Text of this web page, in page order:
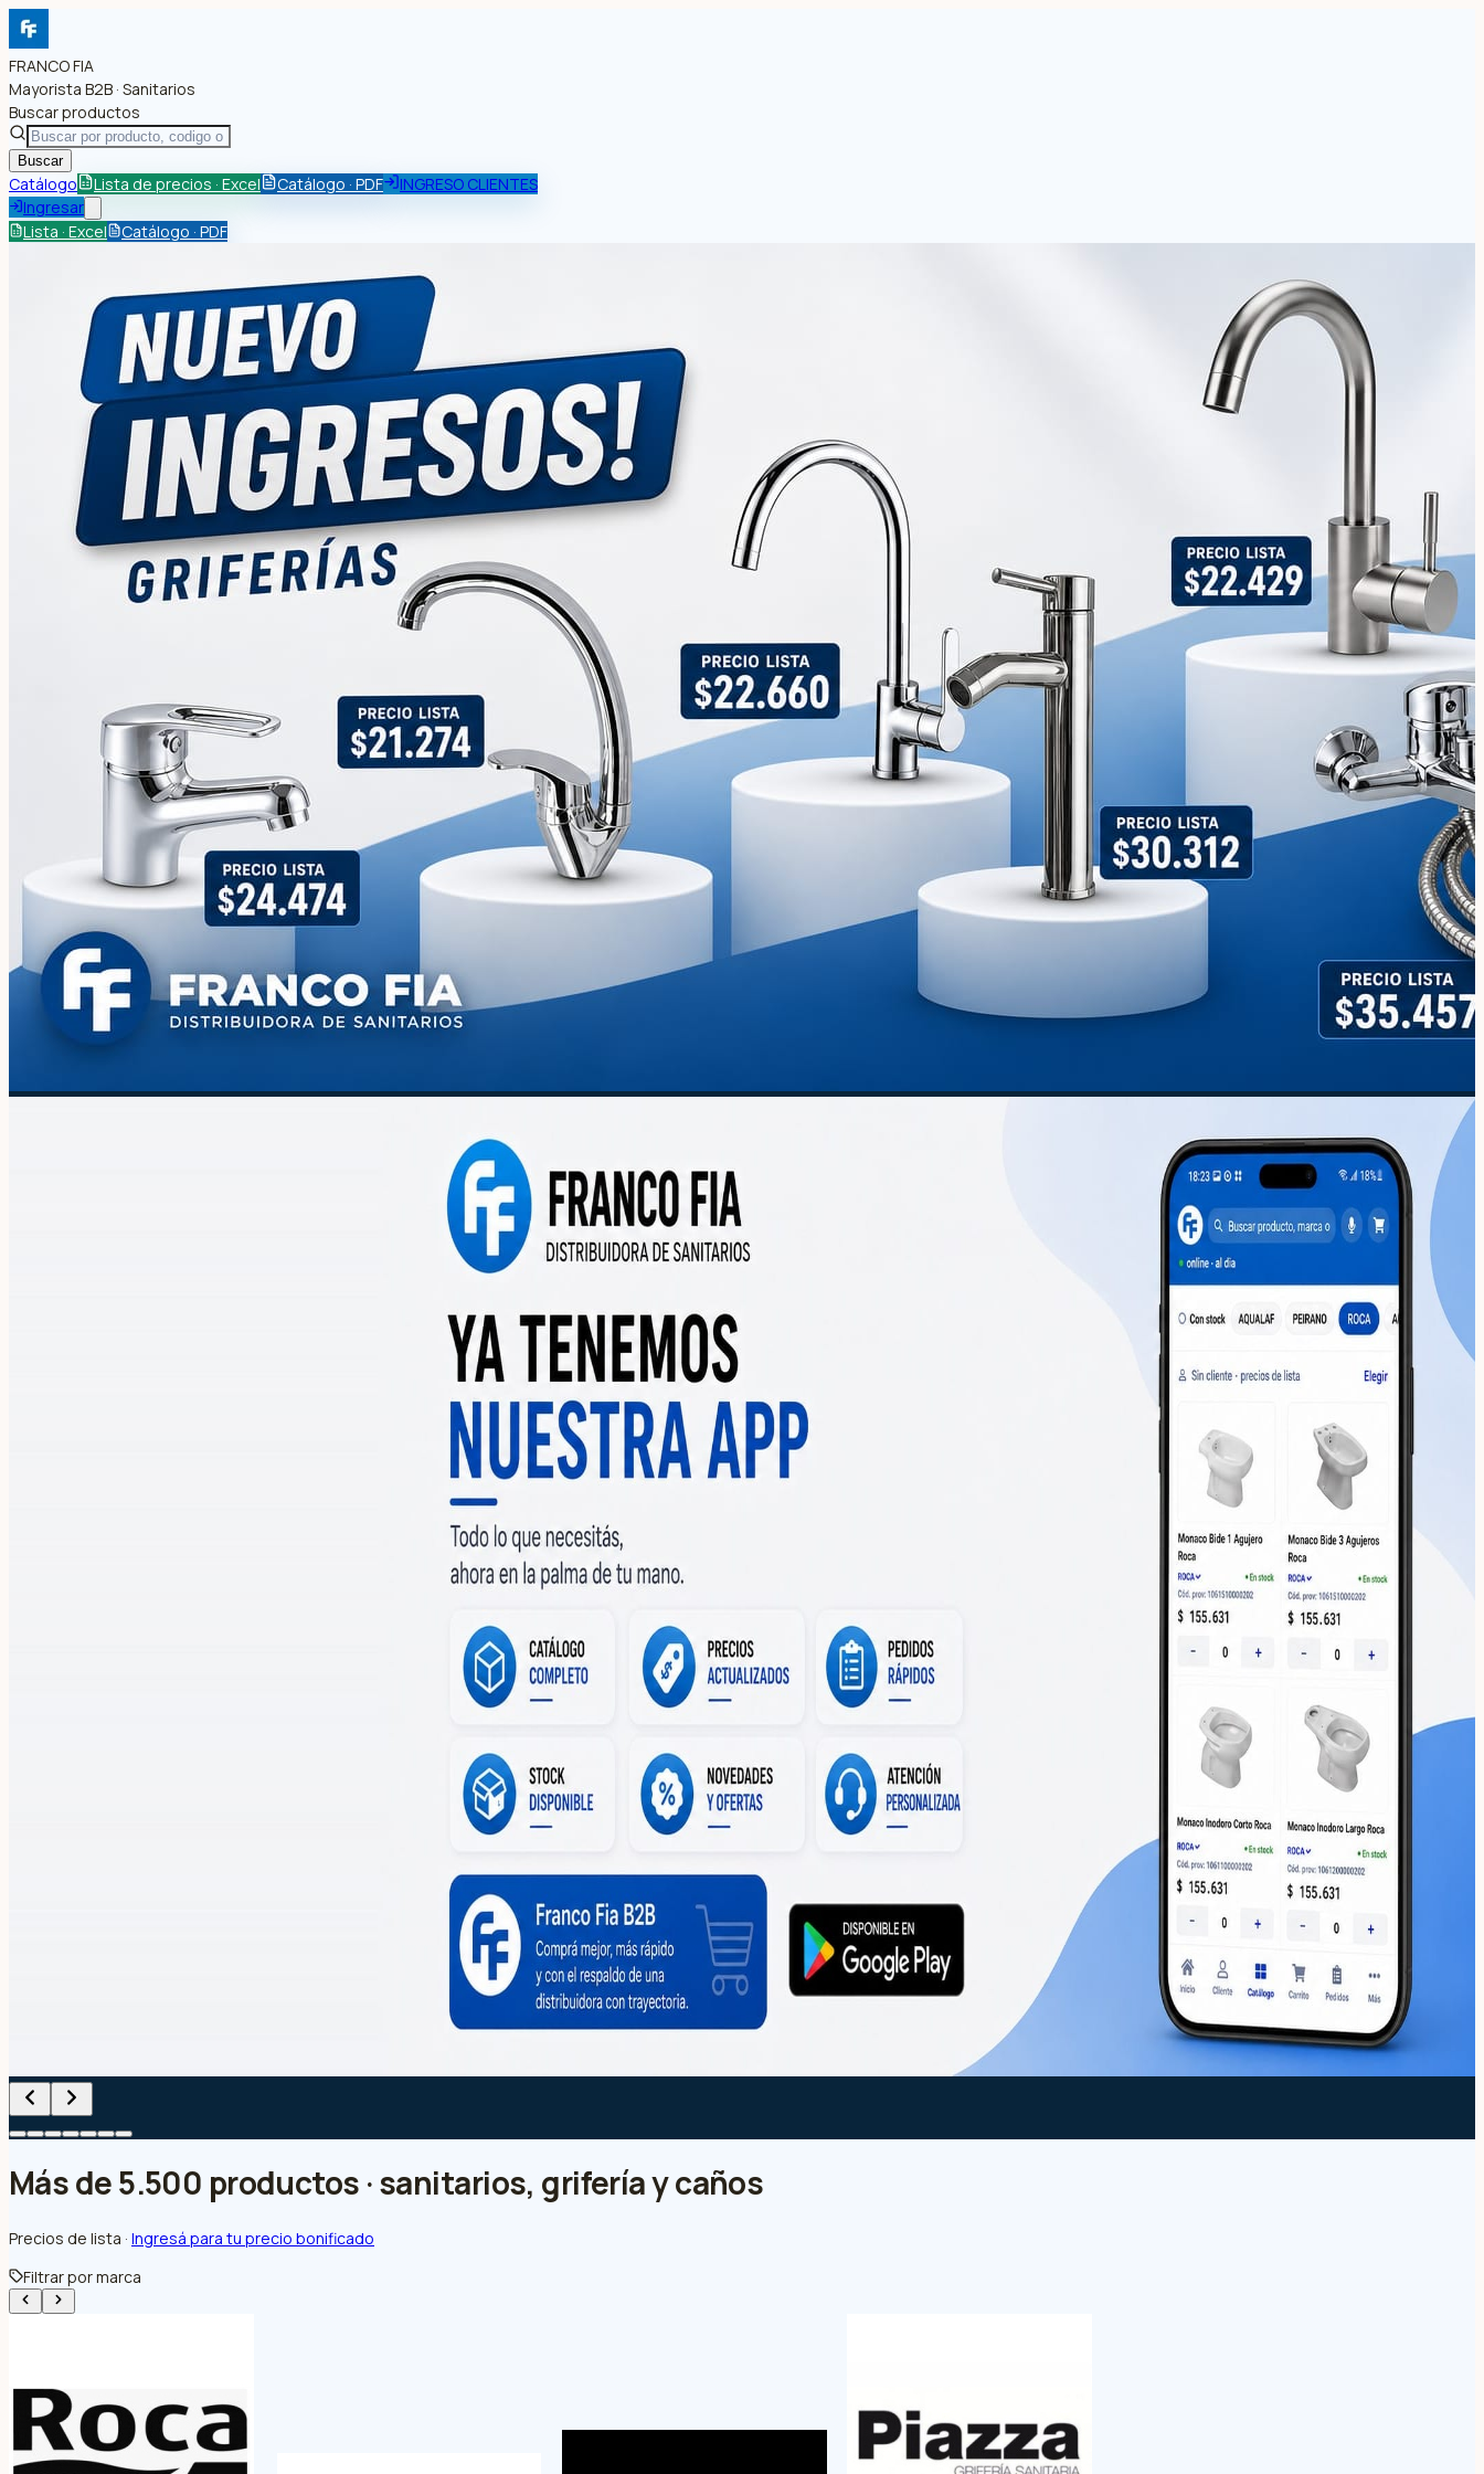
FRANCO FIA
Mayorista B2B · Sanitarios
Buscar productos
Buscar
Catálogo Lista de precios · Excel Catálogo · PDF
INGRESO CLIENTES
Ingresar
Lista · Excel
Catálogo · PDF
Más de 5.500 productos · sanitarios, grifería y caños
Precios de lista · Ingresá para tu precio bonificado
Filtrar por marca